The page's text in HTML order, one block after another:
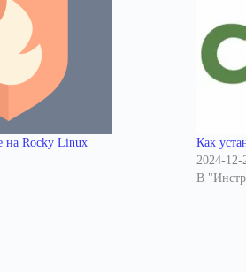
на Rocky Linux
Как
2024-12-
В